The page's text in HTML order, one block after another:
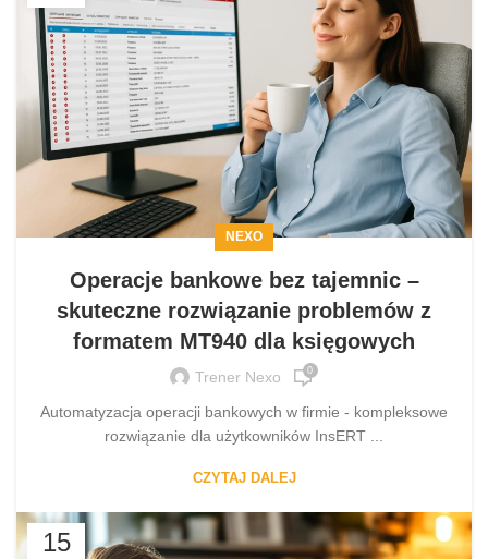
NEXO
Operacje bankowe bez tajemnic –
skuteczne rozwiązanie problemów z
formatem MT940 dla księgowych
Trener Nexo 0
Automatyzacja operacji bankowych w firmie - kompleksowe
rozwiązanie dla użytkowników InsERT ...
CZYTAJ DALEJ
15